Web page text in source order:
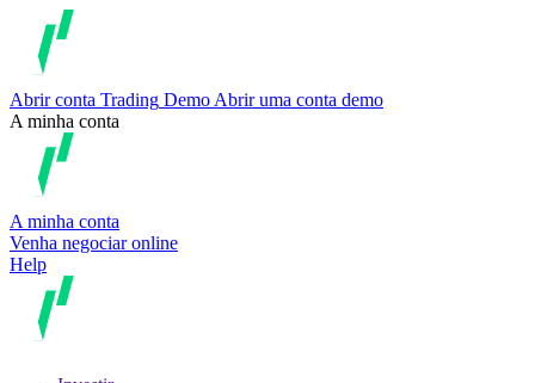
Abrir conta Trading Demo Abrir uma conta demo
A minha conta
A minha conta
Venha negociar online
Help